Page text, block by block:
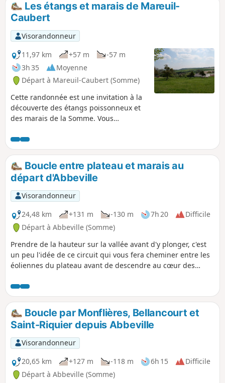
Les étangs et marais de Mareuil-
Caubert
Visorandonneur
11,97 km
+57 m
-57 m
3h 35
Moyenne
Départ à Mareuil-Caubert (Somme)
Cette randonnée est une invitation à la
découverte des étangs poissonneux et
des marais de la Somme. Vous
la flore (fritillaire sauvage)
caractéristiques de la région.
Boucle entre plateau et marais au
départ d'Abbeville
Visorandonneur
24,48 km
+131 m -130 m 7h 20
Difficile
Départ à Abbeville (Somme)
Prendre de la hauteur sur la vallée avant d'y plonger, c'est
un peu l'idée de ce circuit qui vous fera cheminer entre les
éoliennes du plateau avant de descendre au cœur des
parcours qui monte et qui descend, 2 fois !
Boucle par Monflières, Bellancourt et
Saint-Riquier depuis Abbeville
Visorandonneur
20,65 km
+127 m -118 m 6h 15
Difficile
Départ à Abbeville (Somme)